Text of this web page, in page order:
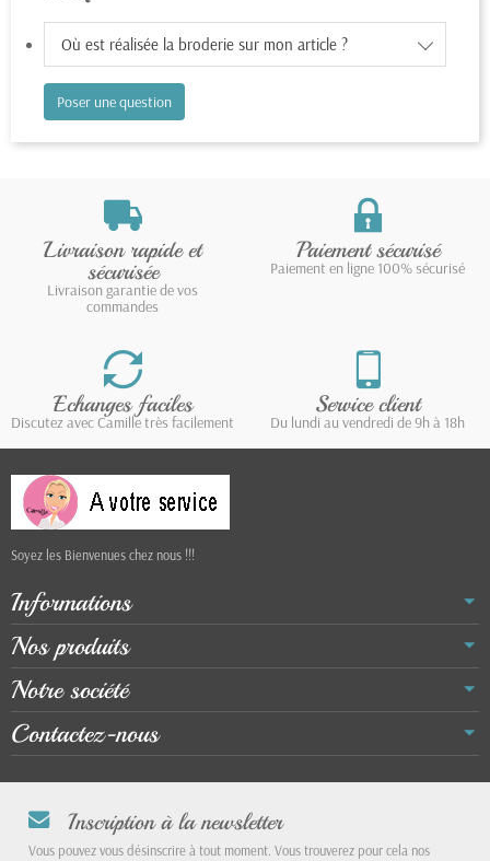
Où est réalisée la broderie sur mon article ?
Poser une question
Livraison rapide et
sécurisée
Livraison garantie de vos
commandes
Paiement sécurisé
Paiement en ligne 100% sécurisé
Echanges faciles
Discutez avec Camille très facilement
Service client
Du lundi au vendredi de 9h à 18h
Soyez les Bienvenues chez nous !!!
Informations
Nos produits
Notre société
Contactez-nous
Inscription à la newsletter
Vous pouvez vous désinscrire à tout moment. Vous trouverez pour cela nos